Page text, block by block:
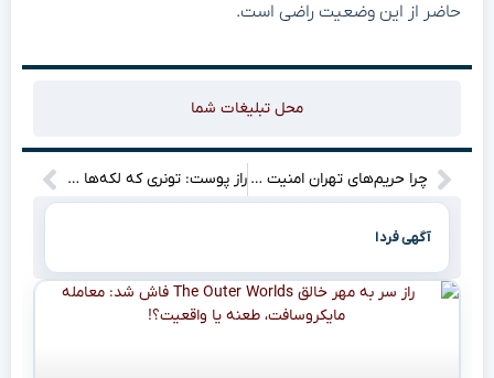
حاضر از این وضعیت راضی است.
محل تبلیغات شما
چرا حریم‌های تهران امنیت ندارند و فرماندار قاطعانه وارد عمل شد؟! راز پوست: تونری که لکه‌ها را محو، چهره‌ات را نقاشی می‌کند!
آگهی فردا